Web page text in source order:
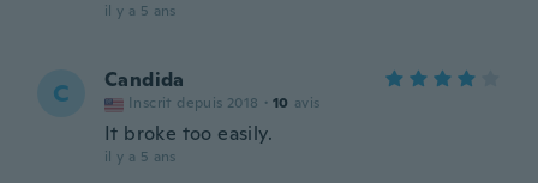
il y a 5 ans
C Candida
Inscrit depuis 2018 · 10 avis
It broke too easily.
il y a 5 ans